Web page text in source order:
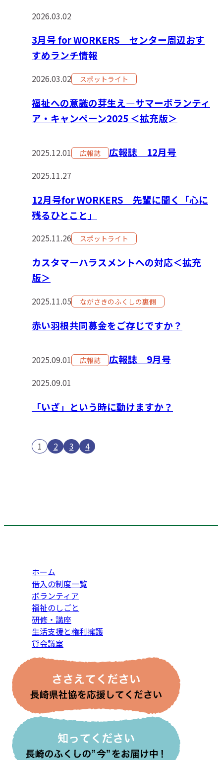
2026.03.02
3月号 for WORKERS センター周辺おす
すめランチ情報
2026.03.02
福祉への意識の芽生え―サマーボランティ
ア・キャンペーン2025 ＜拡充版＞
スポットライト
2025.12.01 広報誌 12月号
広報誌
2025.11.27
12月号for WORKERS 先輩に聞く「心に
残るひとこと」
2025.11.26
カスタマーハラスメントへの対応＜拡充
版＞
スポットライト
2025.11.05
赤い羽根共同募金をご存じですか？
ながさきのふくしの裏側
2025.09.01 広報誌 9月号
広報誌
2025.09.01
「いざ」という時に動けますか？
1 2 3 4
ホーム
借入の制度一覧
ボランティア
福祉のしごと
研修・講座
生活支援と権利擁護
貸会議室